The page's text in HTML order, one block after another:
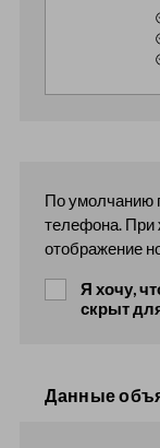
По умолчанию
телефона. При
отображение
Я хочу,
скрыт
Данные